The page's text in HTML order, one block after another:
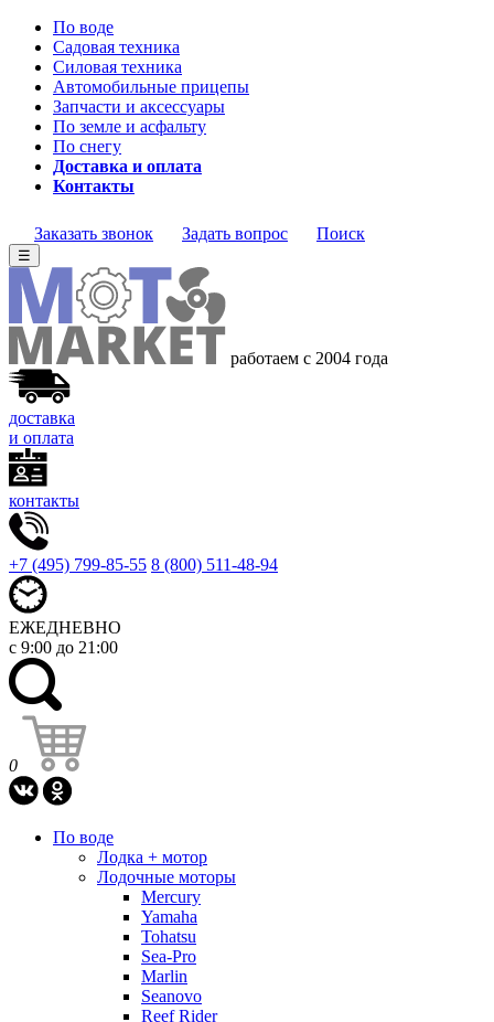
По воде
Садовая техника
Силовая техника
Автомобильные прицепы
Запчасти и аксессуары
По земле и асфальту
По снегу
Доставка и оплата
Контакты
Заказать звонок Задать вопрос Поиск
☰
работаем с 2004 года
доставка
и оплата
контакты
+7 (495) 799-85-55 8 (800) 511-48-94
ЕЖЕДНЕВНО
с 9:00 до 21:00
0
По воде
Лодка + мотор
Лодочные моторы
Mercury
Yamaha
Tohatsu
Sea-Pro
Marlin
Seanovo
Reef Rider